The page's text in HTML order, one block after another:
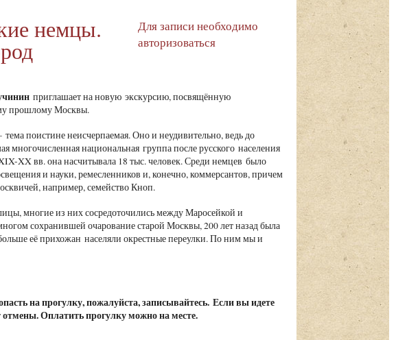
немцы.
Для записи необходимо
авторизоваться
приглашает на новую экскурсию, посвящённую
прошлому Москвы.
поистине неисчерпаемая. Оно и неудивительно, ведь до
многочисленная национальная группа после русского населения
XX вв. она насчитывала 18 тыс. человек. Среди немцев было
и науки, ремесленников и, конечно, коммерсантов, причем
например, семейство Кноп.
многие из них сосредоточились между Маросейкой и
сохранившей очарование старой Москвы, 200 лет назад была
её прихожан населяли окрестные переулки. По ним мы и
на прогулку, пожалуйста, записывайтесь. Если вы идете
отмены. Оплатить прогулку можно на месте.